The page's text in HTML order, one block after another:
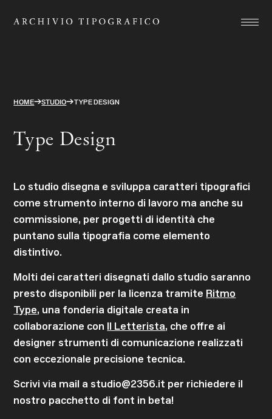
Store
ENG
search
HOME→STUDIO→TYPE DESIGN
Type Design
Lo studio disegna e sviluppa caratteri tipografici
come strumento interno di lavoro ma anche su
commissione, per progetti di identità che
puntano sulla tipografia come elemento
distintivo.
Molti dei caratteri disegnati dallo studio saranno
presto disponibili per la licenza tramite Ritmo
Type, una fonderia digitale creata in
collaborazione con Il Letterista, che offre ai
designer strumenti di comunicazione realizzati
con eccezionale precisione tecnica.
Scrivi via mail a studio@2356.it per richiedere il
nostro pacchetto di font in beta!